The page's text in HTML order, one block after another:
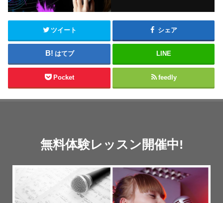
ツイート シェア
はてブ LINE
Pocket feedly
無料体験レッスン開催中!